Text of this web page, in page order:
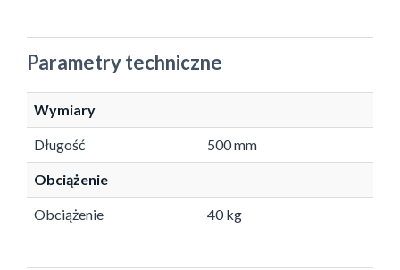
Parametry techniczne
Wymiary
Długość 500 mm
Obciążenie
Obciążenie 40 kg